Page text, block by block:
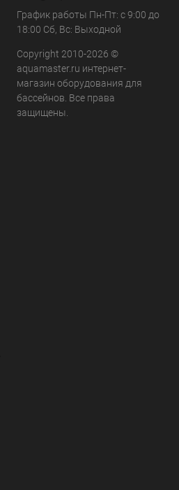
График работы Пн-Пт: с 9:00 до
18:00 Сб, Вс: Выходной
Copyright 2010-2026 ©
aquamaster.ru интернет-
магазин оборудования для
бассейнов. Все права
защищены.